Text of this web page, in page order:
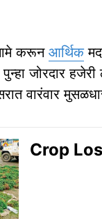
करून आर्थिक
जोरदार
वारंवार
Crop